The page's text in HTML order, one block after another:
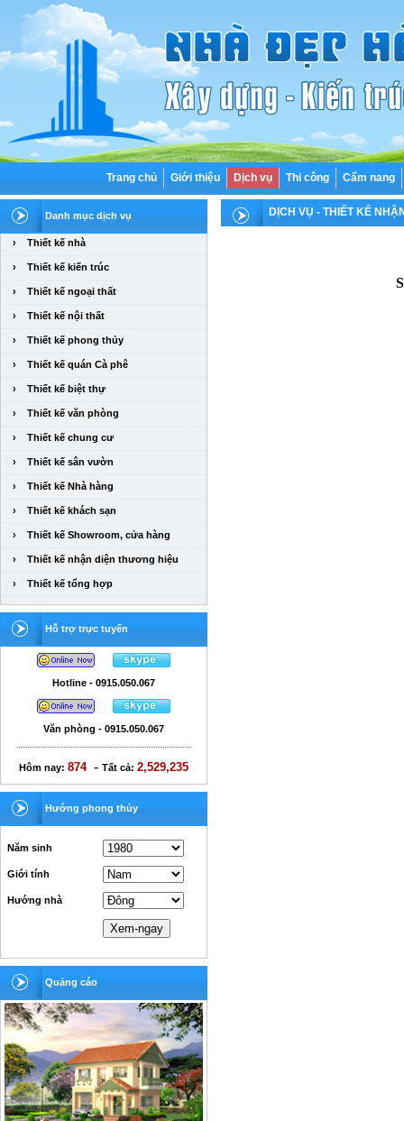
Trang chủ Giới thiệu Dịch vụ Thi công Cẩm nang
Danh mục dịch vụ
› Thiết kế nhà
› Thiết kế kiến trúc
› Thiết kế ngoại thất
› Thiết kế nội thất
› Thiết kế phong thủy
› Thiết kế quán Cà phê
› Thiết kế biệt thự
› Thiết kế văn phòng
› Thiết kế chung cư
› Thiết kế sân vườn
› Thiết kế Nhà hàng
› Thiết kế khách sạn
› Thiết kế Showroom, cửa hàng
› Thiết kế nhận diện thương hiệu
› Thiết kế tổng hợp
Hỗ trợ trực tuyến
Hotline - 0915.050.067
Văn phòng - 0915.050.067
Hôm nay: 874- Tất cả: 2,529,235
Hướng phong thủy
Năm sinh
Giới tính
Hướng nhà
Quảng cáo
DỊCH VỤ - THIẾT KẾ